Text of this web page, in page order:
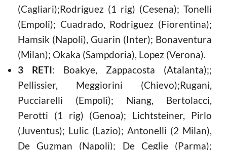
(Cagliari);Rodriguez (1 rig) (Cesena); Tonelli
(Empoli); Cuadrado, Rodriguez (Fiorentina);
Hamsik (Napoli), Guarin (Inter); Bonaventura
(Milan); Okaka (Sampdoria), Lopez (Verona).
3 RETI: Boakye, Zappacosta (Atalanta);;
Pellissier, Meggiorini (Chievo);Rugani,
Pucciarelli (Empoli); Niang, Bertolacci,
Perotti (1 rig) (Genoa); Lichtsteiner, Pirlo
(Juventus); Lulic (Lazio); Antonelli (2 Milan),
De Guzman (Napoli); De Ceglie (Parma);